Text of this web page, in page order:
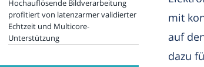
mit
auf
dazu
Hochauflösende Bildverarbeitung
profitiert von latenzarmer validierter
Echtzeit und Multicore-
Unterstützung